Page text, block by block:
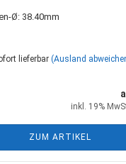
Ø: 38.40mm
lieferbar (Ausland
inkl. 19%
ZUM ARTIKEL